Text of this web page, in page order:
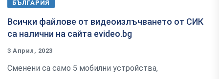
БЪЛГАРИЯ
Всички файлове от видеоизлъчването от СИК
са налични на сайта evideo.bg
3 Април, 2023
Сменени са само 5 мобилни устройства,